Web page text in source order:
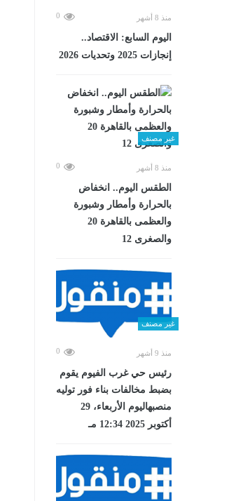
منذ 8 أشهر 0
اليوم السابع: الاقتصاد..
إنجازات 2025 وتحديات 2026
غير مصنف
منذ 8 أشهر 0
الطقس اليوم.. انخفاض
بالحرارة وأمطار وشبورة
والعظمى بالقاهرة 20
والصغرى 12
غير مصنف
منذ 9 أشهر 0
رئيس حي غرب الفيوم يقوم
بضبط مخالفات بناء فور توليه
منصبهاليوم الأربعاء، 29
أكتوبر 2025 12:34 مـ